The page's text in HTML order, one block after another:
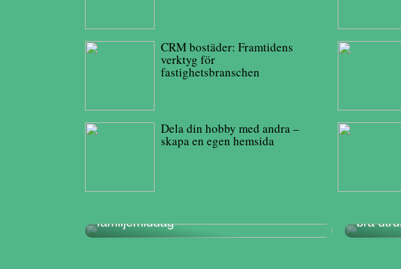
CRM bostäder: Framtidens
verktyg för
fastighetsbranschen
Dela din hobby med andra –
skapa en egen hemsida
familjemiddag
bra